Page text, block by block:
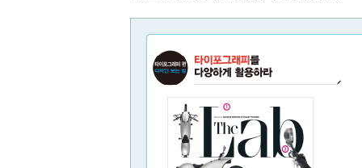
03 서체의 변화로 역동적인 디자인
04 캘리그래피를 활용한 디자인
06 타이포그래피를 활용한 디자인
07 사진 속 텍스트를 적절히 배치한 디자인
08 주제에 맞게 서체를 수정한 디자인